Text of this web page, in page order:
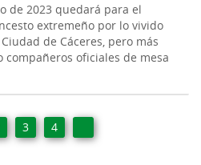
de 2023 quedará para el
extremeño por lo vivido
de Cáceres, pero más
oficiales de mesa
3 4